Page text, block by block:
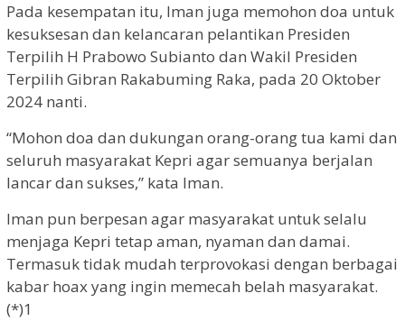
Pada kesempatan itu, Iman juga memohon doa untuk
kesuksesan dan kelancaran pelantikan Presiden
Terpilih H Prabowo Subianto dan Wakil Presiden
Terpilih Gibran Rakabuming Raka, pada 20 Oktober
2024 nanti.
“Mohon doa dan dukungan orang-orang tua kami dan
seluruh masyarakat Kepri agar semuanya berjalan
lancar dan sukses,” kata Iman.
Iman pun berpesan agar masyarakat untuk selalu
menjaga Kepri tetap aman, nyaman dan damai.
Termasuk tidak mudah terprovokasi dengan berbagai
kabar hoax yang ingin memecah belah masyarakat.
(*)1